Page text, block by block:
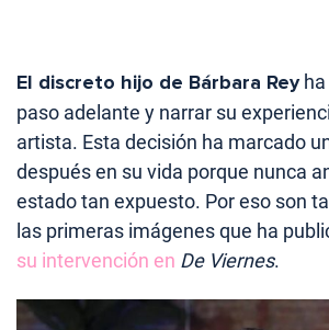
El discreto hijo de Bárbara Reyha
paso adelante y narrar su
artista. Esta decisión ha marcado
después en su vida porque nunca
estado tan expuesto. Por eso son
las primeras imágenes que ha
su intervención en De Viernes.